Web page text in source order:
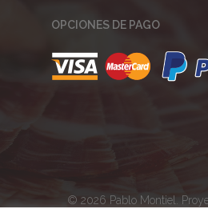
OPCIONES DE PAGO
© 2026 Pablo Montiel.